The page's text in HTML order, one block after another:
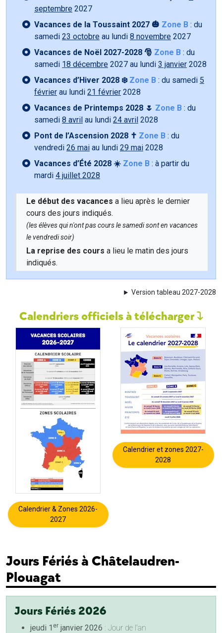
septembre 2027
Vacances de la Toussaint 2027 🎃 Zone B : du
samedi 23 octobre au lundi 8 novembre 2027
Vacances de Noël 2027-2028 🎅 Zone B : du
samedi 18 décembre 2027 au lundi 3 janvier 2028
Vacances d’Hiver 2028 ❄️ Zone B : du samedi 5
février au lundi 21 février 2028
Vacances de Printemps 2028 🌷 Zone B : du
samedi 8 avril au lundi 24 avril 2028
Pont de l’Ascension 2028 ✝️ Zone B : du
vendredi 26 mai au lundi 29 mai 2028
Vacances d’Été 2028 ☀️ Zone B : à partir du
mardi 4 juillet 2028
Le début des vacances a lieu après le dernier
cours des jours indiqués.
(les élèves qui n'ont pas cours le samedi sont en vacances
le vendredi soir)
La reprise des cours a lieu le matin des jours
indiqués.
Version tableau 2027-2028
Calendriers officiels à télécharger
Calendrier & Zones 2026-
2027
Calendrier et zones 2027-
2028
Jours Fériés à Châtelaudren-
Plouagat
Jours Fériés 2026
jeudi 1 er janvier 2026 : Jour de l'an